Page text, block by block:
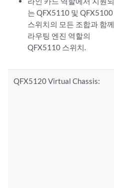
는 QFX5110 및 QFX5100
스위치의 모든 조합과 함께
라우팅 엔진 역할의
QFX5110 스위치.
QFX5120 Virtual Chassis: